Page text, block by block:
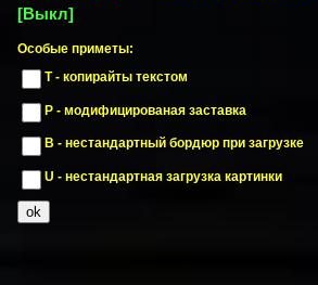
[Выкл]
Особые приметы:
T - копирайты текстом
P - модифицированая заставка
B - нестандартный бордюр при загрузке
U - нестандартная загрузка картинки